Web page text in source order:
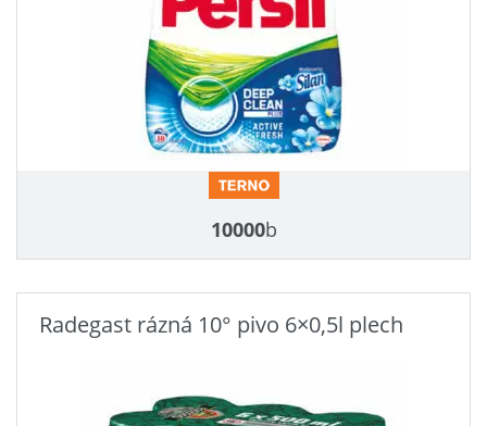
10000b
Radegast rázná 10° pivo 6×0,5l plech